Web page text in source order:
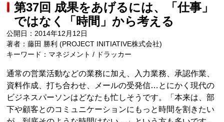
第37回 成果をあげるには、「仕事」
ではなく「時間」から考える
公開日：2014年12月12日
著者：藤田 勝利 (PROJECT INITIATIVE株式会社)
キーワード：マネジメント / ドラッカー
通常の営業活動などの業務に加え、入力業務、承認作業、
資料作成、打ち合わせ、メールの受発信…とにかく現代の
ビジネスパーソンはどなたも忙しそうです。「本来は、部
下や顧客とのコミュニケーションにもっと時間を割きたい